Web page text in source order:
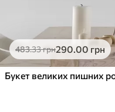
483.33грн290.00 грн